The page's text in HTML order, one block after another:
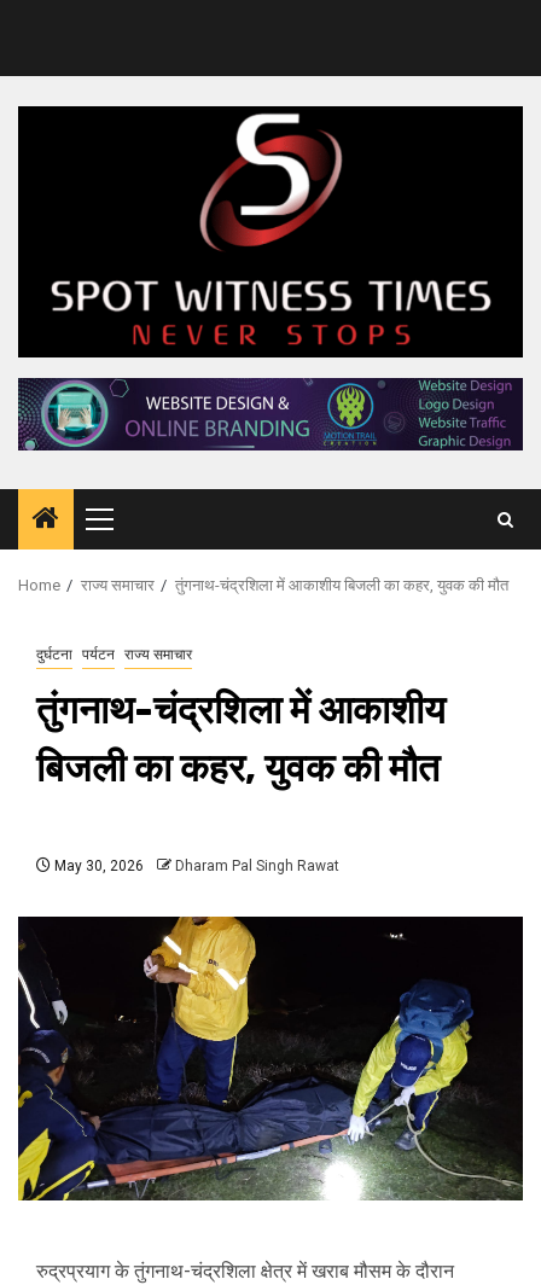
Primary
Menu
Home राज्य समाचार तुंगनाथ-चंद्रशिला में आकाशीय बिजली का कहर, युवक की मौत
दुर्घटना पर्यटन राज्य समाचार
तुंगनाथ-चंद्रशिला में आकाशीय
बिजली का कहर, युवक की मौत
May 30, 2026 Dharam Pal Singh Rawat
रुद्रप्रयाग के तुंगनाथ-चंद्रशिला क्षेत्र में खराब मौसम के दौरान